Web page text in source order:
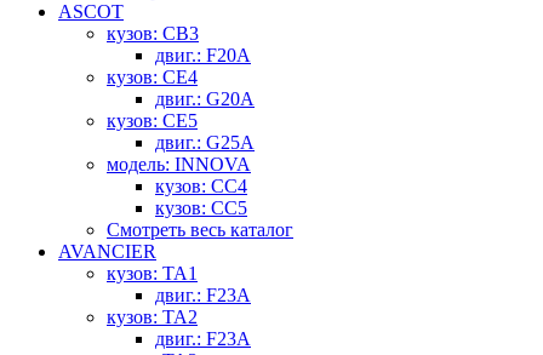
ASCOT
кузов: CB3
двиг.: F20A
кузов: CE4
двиг.: G20A
кузов: CE5
двиг.: G25A
модель: INNOVA
кузов: CC4
кузов: CC5
Смотреть весь каталог
AVANCIER
кузов: TA1
двиг.: F23A
кузов: TA2
двиг.: F23A